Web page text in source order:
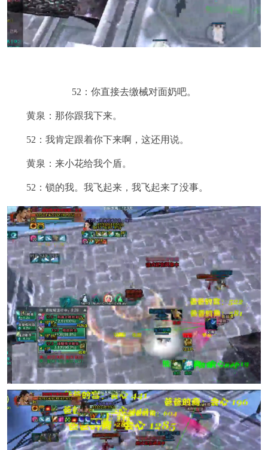
52：你直接去缴械对面奶吧。
黄泉：那你跟我下来。
52：我肯定跟着你下来啊，这还用说。
黄泉：来小花给我个盾。
52：锁的我。我飞起来，我飞起来了没事。